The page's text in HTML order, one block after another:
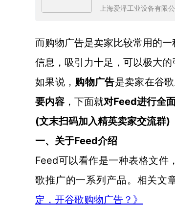
上海爱泽工业设备有限
而购物广告是卖家比较常用的一
信息，吸引力十足，可以极大的
如果说， 购物广告是卖家在谷
要内容 ，下面就对Feed进行全
(文末扫码加入精英卖家交流群)
一、关于Feed介绍
Feed可以看作是一种表格文
歌推广的一系列产品。相关文
定，开谷歌购物广告？》